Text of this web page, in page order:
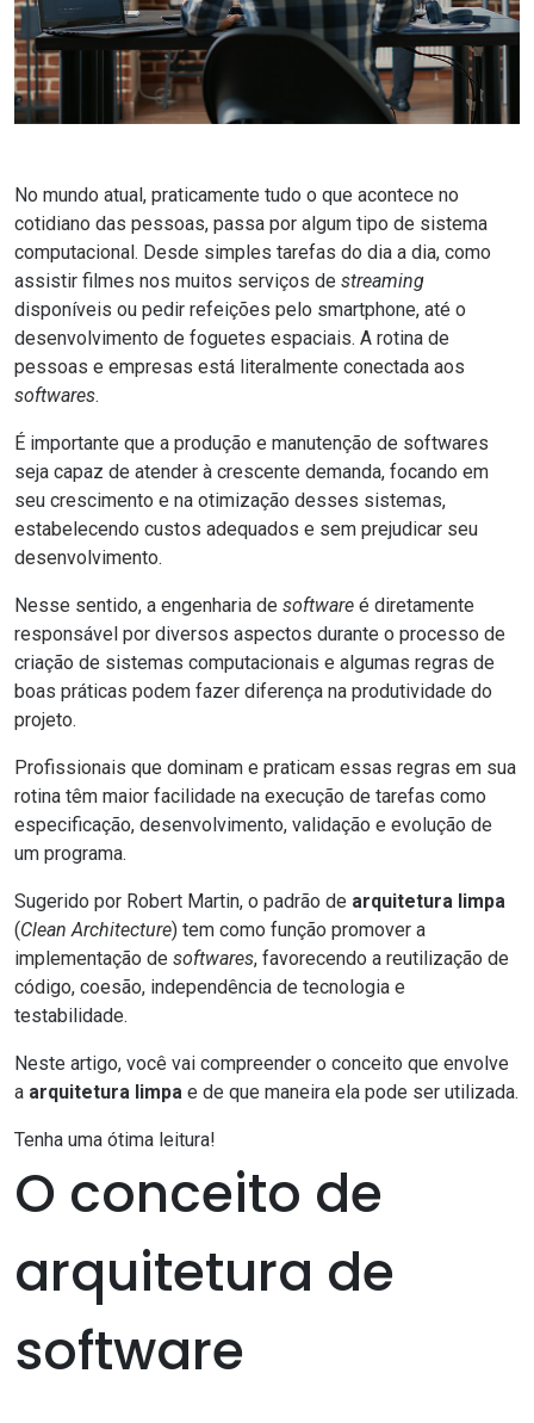
No mundo atual, praticamente tudo o que acontece no
cotidiano das pessoas, passa por algum tipo de sistema
computacional. Desde simples tarefas do dia a dia, como
assistir filmes nos muitos serviços de streaming
disponíveis ou pedir refeições pelo smartphone, até o
desenvolvimento de foguetes espaciais. A rotina de
pessoas e empresas está literalmente conectada aos
softwares.
É importante que a produção e manutenção de softwares
seja capaz de atender à crescente demanda, focando em
seu crescimento e na otimização desses sistemas,
estabelecendo custos adequados e sem prejudicar seu
desenvolvimento.
Nesse sentido, a engenharia de software é diretamente
responsável por diversos aspectos durante o processo de
criação de sistemas computacionais e algumas regras de
boas práticas podem fazer diferença na produtividade do
projeto.
Profissionais que dominam e praticam essas regras em sua
rotina têm maior facilidade na execução de tarefas como
especificação, desenvolvimento, validação e evolução de
um programa.
Sugerido por Robert Martin, o padrão de arquitetura limpa
(Clean Architecture) tem como função promover a
implementação de softwares, favorecendo a reutilização de
código, coesão, independência de tecnologia e
testabilidade.
Neste artigo, você vai compreender o conceito que envolve
a arquitetura limpa e de que maneira ela pode ser utilizada.
Tenha uma ótima leitura!
O conceito de
arquitetura de
software